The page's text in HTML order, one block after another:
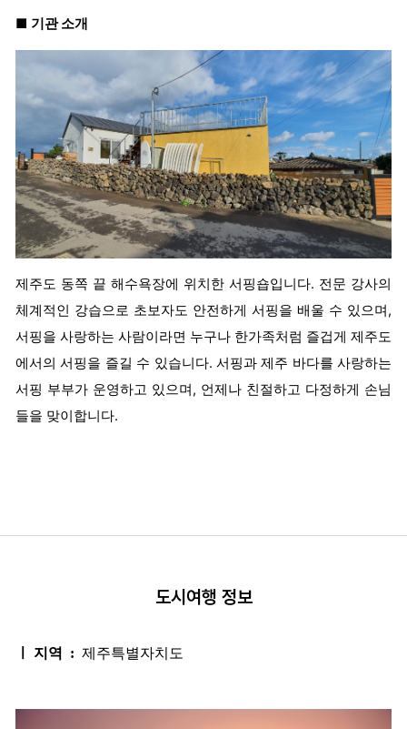
■ 기관 소개
제주도 동쪽 끝 해수욕장에 위치한 서핑숍입니다. 전문 강사의
체계적인 강습으로 초보자도 안전하게 서핑을 배울 수 있으며,
서핑을 사랑하는 사람이라면 누구나 한가족처럼 즐겁게 제주도
에서의 서핑을 즐길 수 있습니다. 서핑과 제주 바다를 사랑하는
서핑 부부가 운영하고 있으며, 언제나 친절하고 다정하게 손님
들을 맞이합니다.
도시여행 정보
ㅣ 지역 : 제주특별자치도